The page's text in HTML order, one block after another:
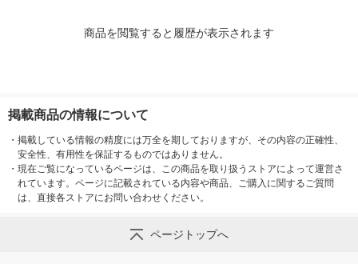
商品を閲覧すると履歴が表示されます
掲載商品の情報について
・ 掲載している情報の精度には万全を期しておりますが、その内容の正確性、
安全性、有用性を保証するものではありません。
・ 現在ご覧になっているページは、この商品を取り扱うストアによって運営さ
れています。ページに記載されている内容や商品、ご購入に関するご質問
は、直接各ストアにお問い合わせください。
ページトップへ